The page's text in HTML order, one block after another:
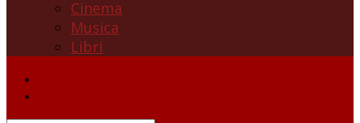
Cinema
Musica
Libri